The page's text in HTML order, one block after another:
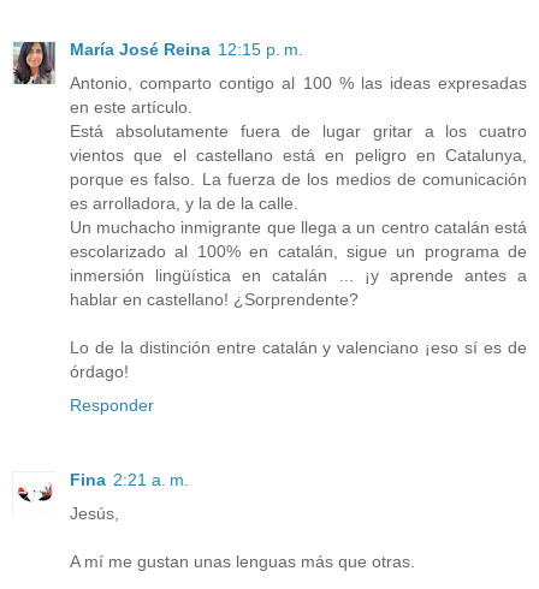
María José Reina 12:15 p. m.
Antonio, comparto contigo al 100 % las ideas expresadas
en este artículo.
Está absolutamente fuera de lugar gritar a los cuatro
vientos que el castellano está en peligro en Catalunya,
porque es falso. La fuerza de los medios de comunicación
es arrolladora, y la de la calle.
Un muchacho inmigrante que llega a un centro catalán está
escolarizado al 100% en catalán, sigue un programa de
inmersión lingüística en catalán ... ¡y aprende antes a
hablar en castellano! ¿Sorprendente?
Lo de la distinción entre catalán y valenciano ¡eso sí es de
órdago!
Responder
Fina 2:21 a. m.
Jesús,
A mí me gustan unas lenguas más que otras.